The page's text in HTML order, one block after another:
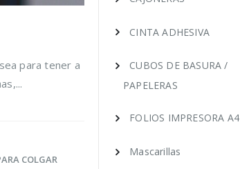
para tener a
COLGAR
CINTA ADHESIVA
CUBOS DE BASURA /
PAPELERAS
FOLIOS IMPRESORA A4
Mascarillas